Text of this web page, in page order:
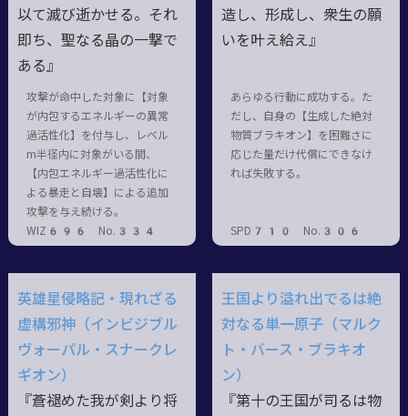
以て滅び逝かせる。それ
即ち、聖なる晶の一撃で
ある』
攻撃が命中した対象に【対象
が内包するエネルギーの異常
過活性化】を付与し、レベル
m半径内に対象がいる間、
【内包エネルギー過活性化に
よる暴走と自壊】による追加
攻撃を与え続ける。
WIZ696 No.334
造し、形成し、衆生の願
いを叶え給え』
あらゆる行動に成功する。た
だし、自身の【生成した絶対
物質ブラキオン】を困難さに
応じた量だけ代償にできなけ
れば失敗する。
SPD710 No.306
英雄星侵略記・現れざる
虚構邪神（インビジブル
ヴォーパル・スナークレ
ギオン）
『蒼褪めた我が剣より将
王国より溢れ出でるは絶
対なる単一原子（マルク
ト・バース・ブラキオ
ン）
『第十の王国が司るは物